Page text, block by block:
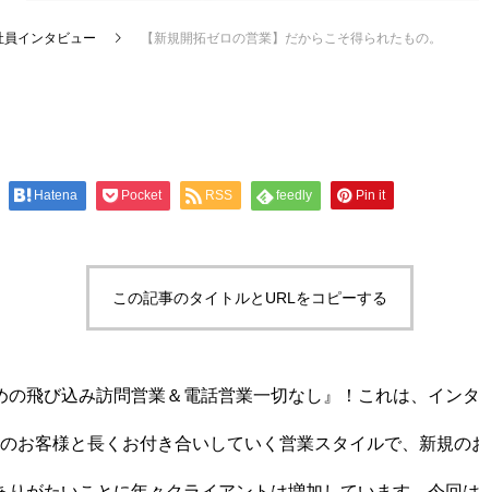
員インタビュー 【新規開拓ゼロの営業】だからこそ得られたもの。
Hatena Pocket RSS feedly Pin it
この記事のタイトルとURLをコピーする
の飛び込み訪問営業＆電話営業一切なし』！これは、イン
お客様と長くお付き合いしていく営業スタイルで、新規の